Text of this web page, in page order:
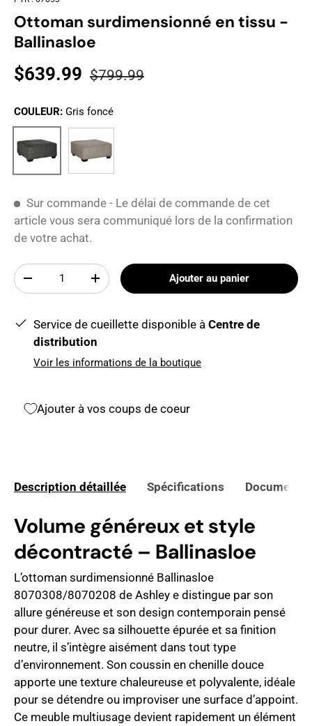
Ottoman surdimensionné en tissu -
Ballinasloe
$639.99 $799.99
COULEUR: Gris foncé
Gris foncé
Sur commande - Le délai de commande de cet
article vous sera communiqué lors de la confirmation
de votre achat.
Qté
+ Ajouter au panier
Service de cueillette disponible à Centre de
distribution
Voir les informations de la boutique
Ajouter à vos coups de coeur
Description détaillée Spécifications Documents
Volume généreux et style
décontracté – Ballinasloe
L’ottoman surdimensionné Ballinasloe
8070308/8070208 de Ashley e distingue par son
allure généreuse et son design contemporain pensé
pour durer. Avec sa silhouette épurée et sa finition
neutre, il s’intègre aisément dans tout type
d’environnement. Son coussin en chenille douce
apporte une texture chaleureuse et polyvalente, idéale
pour se détendre ou improviser une surface d’appoint.
Ce meuble multiusage devient rapidement un élément